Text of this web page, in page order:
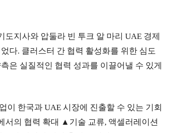
지사와 압둘라 빈 투크 알 마리 UAE 경제
다. 클러스터 간 협력 활성화를 위한 심도
은 실질적인 협력 성과를 이끌어낼 수 있게
한국과 UAE 시장에 진출할 수 있는 기회
서의 협력 확대 ▲기술 교류, 액셀러레이션